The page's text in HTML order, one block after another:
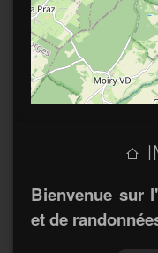
Bienvenue sur
et de